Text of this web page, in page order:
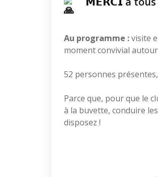
Au programme :visite
moment convivial
52 personnes
Parce que, pour que le
à la buvette, conduire
disposez !